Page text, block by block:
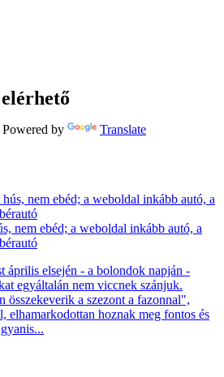
Powered by
Translate
nem ebéd; a weboldal inkább autó, a
április elsején - a bolondok napján -
egyáltalán nem viccnek szánjuk.
összekeverik a szezont a fazonnal",
elhamarkodottan hoznak meg fontos és